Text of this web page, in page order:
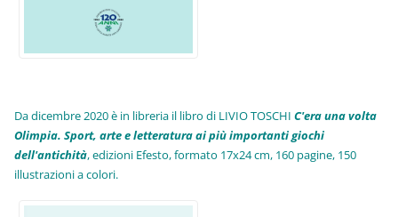
Da dicembre 2020 è in libreria il libro di LIVIO TOSCHIC'era una volta
Olimpia. Sport, arte e letteratura ai più importanti giochi
dell'antichità,edizioni Efesto, formato 17x24 cm, 160 pagine, 150
illustrazioni a colori.